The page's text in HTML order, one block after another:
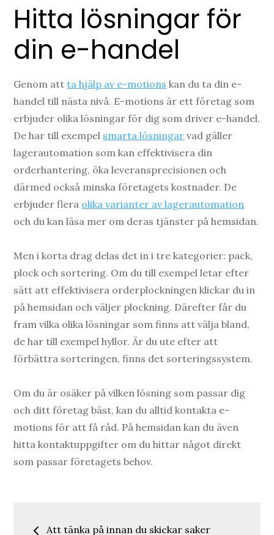
Hitta lösningar för
din e-handel
Genom attta hjälp av e-motions kan du ta din e-
handel till nästa nivå. E-motions är ett företag som
erbjuder olika lösningar för dig som driver e-handel.
De har till exempel smarta lösningar vad gäller
lagerautomation som kan effektivisera din
orderhantering, öka leveransprecisionen och
därmed också minska företagets kostnader. De
erbjuder flera olika varianter av lagerautomation
och du kan läsa mer om deras tjänster på hemsidan.
Men i korta drag delas det in i tre kategorier: pack,
plock och sortering. Om du till exempel letar efter
sätt att effektivisera orderplockningen klickar du in
på hemsidan och väljer plockning. Därefter får du
fram vilka olika lösningar som finns att välja bland,
de har till exempel hyllor. Är du ute efter att
förbättra sorteringen, finns det sorteringssystem.
Om du är osäker på vilken lösning som passar dig
och ditt företag bäst, kan du alltid kontakta e-
motions för att få råd. På hemsidan kan du även
hitta kontaktuppgifter om du hittar något direkt
som passar företagets behov.
Inläggsnavigering
Att tänka på innan du skickar saker